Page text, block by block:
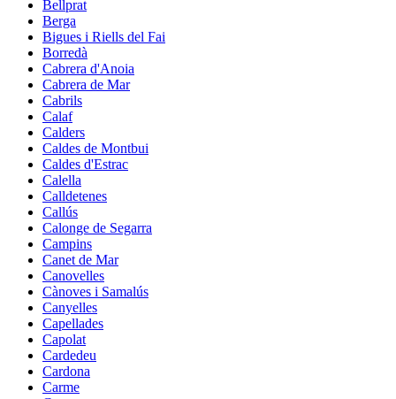
Bellprat
Berga
Bigues i Riells del Fai
Borredà
Cabrera d'Anoia
Cabrera de Mar
Cabrils
Calaf
Calders
Caldes de Montbui
Caldes d'Estrac
Calella
Calldetenes
Callús
Calonge de Segarra
Campins
Canet de Mar
Canovelles
Cànoves i Samalús
Canyelles
Capellades
Capolat
Cardedeu
Cardona
Carme